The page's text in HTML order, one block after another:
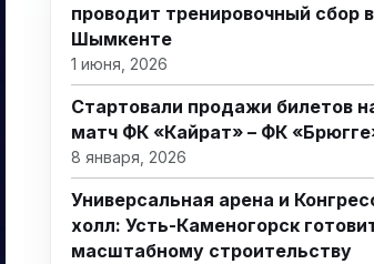
проводит тренировочный сбор в
Шымкенте
1 июня, 2026
Стартовали продажи билетов
матч ФК «Кайрат» – ФК
8 января, 2026
Универсальная арена и
холл: Усть-Каменогорск
масштабному строительству